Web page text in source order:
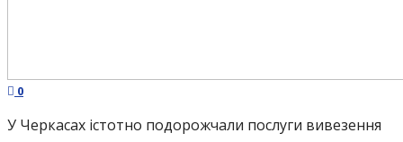
0
У Черкасах істотно подорожчали послуги вивезення